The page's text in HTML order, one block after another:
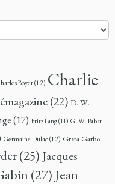
Boyer(12) Charlie
(22) D. W.
(17) Fritz Lang(11) G. W. Pabst
Germaine Dulac (12) Greta Garbo
(25) Jacques
(27) Jean